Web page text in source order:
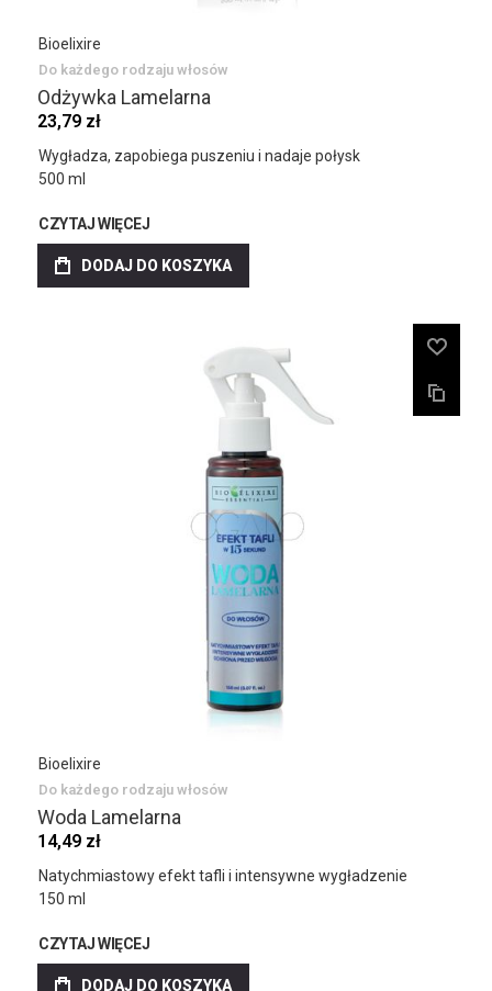
Bioelixire
Do każdego rodzaju włosów
Odżywka Lamelarna
23,79 zł
Wygładza, zapobiega puszeniu i nadaje połysk
500 ml
CZYTAJ WIĘCEJ
DODAJ DO KOSZYKA
Bioelixire
Do każdego rodzaju włosów
Woda Lamelarna
14,49 zł
Natychmiastowy efekt tafli i intensywne wygładzenie
150 ml
CZYTAJ WIĘCEJ
DODAJ DO KOSZYKA